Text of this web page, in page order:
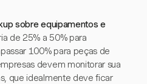
sobre equipamentos e
de 25% a 50% para
100% para peças de
devem monitorar sua
que idealmente deve ficar